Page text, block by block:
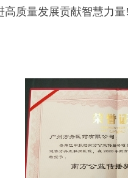
高质量发展贡献智慧力